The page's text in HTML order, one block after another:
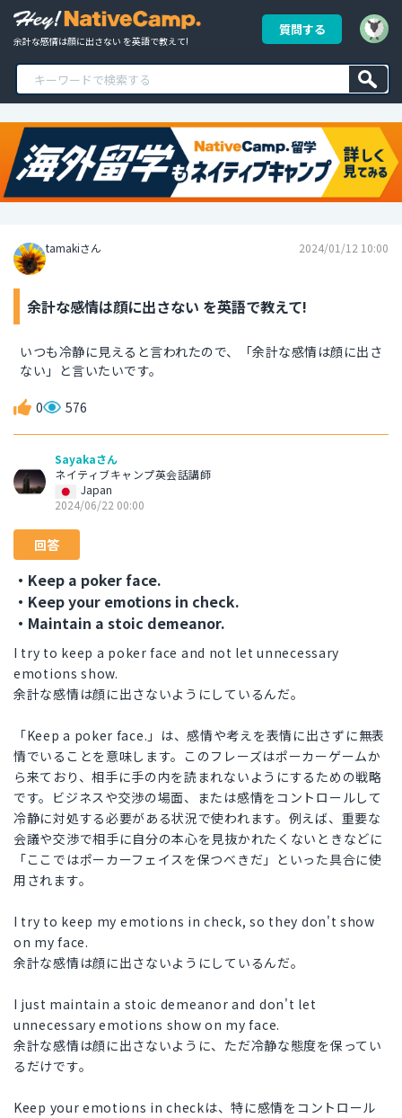
余計な感情は顔に出さない を英語で教えて!
質問する
tamakiさん 2024/01/12 10:00
余計な感情は顔に出さない を英語で教えて!
いつも冷静に見えると言われたので、「余計な感情は顔に出さ
ない」と言いたいです。
0 576
Sayakaさん
ネイティブキャンプ英会話講師
Japan
2024/06/22 00:00
回答
・Keep a poker face.
・Keep your emotions in check.
・Maintain a stoic demeanor.
I try to keep a poker face and not let unnecessary
emotions show.
余計な感情は顔に出さないようにしているんだ。
「Keep a poker face.」は、感情や考えを表情に出さずに無表
情でいることを意味します。このフレーズはポーカーゲームか
ら来ており、相手に手の内を読まれないようにするための戦略
です。ビジネスや交渉の場面、または感情をコントロールして
冷静に対処する必要がある状況で使われます。例えば、重要な
会議や交渉で相手に自分の本心を見抜かれたくないときなどに
「ここではポーカーフェイスを保つべきだ」といった具合に使
用されます。
I try to keep my emotions in check, so they don't show
on my face.
余計な感情は顔に出さないようにしているんだ。
I just maintain a stoic demeanor and don't let
unnecessary emotions show on my face.
余計な感情は顔に出さないように、ただ冷静な態度を保ってい
るだけです。
Keep your emotions in checkは、特に感情をコントロール